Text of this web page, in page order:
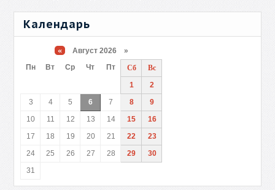
Календарь
« Август 2026 »
Пн
Вт Ср Чт Пт Сб
Вс
1
2
3
4 5 6 7 8
9
10
11 12 13 14 15
16
17
18 19 20 21 22
23
24
25 26 27 28 29
30
31